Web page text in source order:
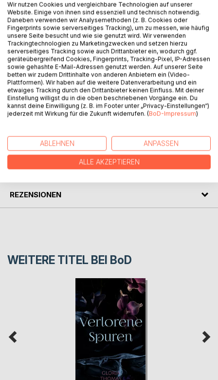
An Alex 40. Geburtstag taucht völlig überraschend sein
Zwillingsbruder Adrian auf. Er überredet seinen Bruder zu
einem Campingurlaub in den rumänischen Bergen.
Doch nur einer der beiden Brüder kehrt lebend zurück -
ohne jede Erinnerung an sein bisheriges Leben.
Während sich Alex zurück ins Leben und um seine
Erinnerungen kämpft, häufen sich in seinem Umfeld
unerklärliche und besorgniserregende Vorfälle.
Und dann wird in der nahen Au ein grausiger Fund gemacht.
AUTOR/IN
PRESSESTIMMEN
REZENSIONEN
WEITERE TITEL BEI BoD
Wir nutzen Cookies und vergleichbare Technologien auf unserer
Website. Einige von ihnen sind essenziell und technisch notwendig.
Daneben verwenden wir Analysemethoden (z. B. Cookies oder
Fingerprints sowie serverseitiges Tracking), um zu messen, wie häufig
unsere Seite besucht und wie sie genutzt wird. Wir verwenden
Trackingtechnologien zu Marketingzwecken und setzen hierzu
serverseitiges Tracking sowie auch Drittanbieter ein, wodurch ggf.
geräteübergreifend Cookies, Fingerprints, Tracking-Pixel, IP-Adressen
sowie gehashte E-Mail-Adressen genutzt werden. Auf unserer Seite
betten wir zudem Drittinhalte von anderen Anbietern ein (Video-
Plattformen). Wir haben auf die weitere Datenverarbeitung und ein
etwaiges Tracking durch den Drittanbieter keinen Einfluss. Mit deiner
Einstellung willigst du in die oben beschriebenen Vorgänge ein. Du
kannst deine Einwilligung (z. B. im Footer unter „Privacy-Einstellungen“)
jederzeit mit Wirkung für die Zukunft widerrufen. (BoD-Impressum)
ABLEHNEN ANPASSEN
ALLE AKZEPTIEREN